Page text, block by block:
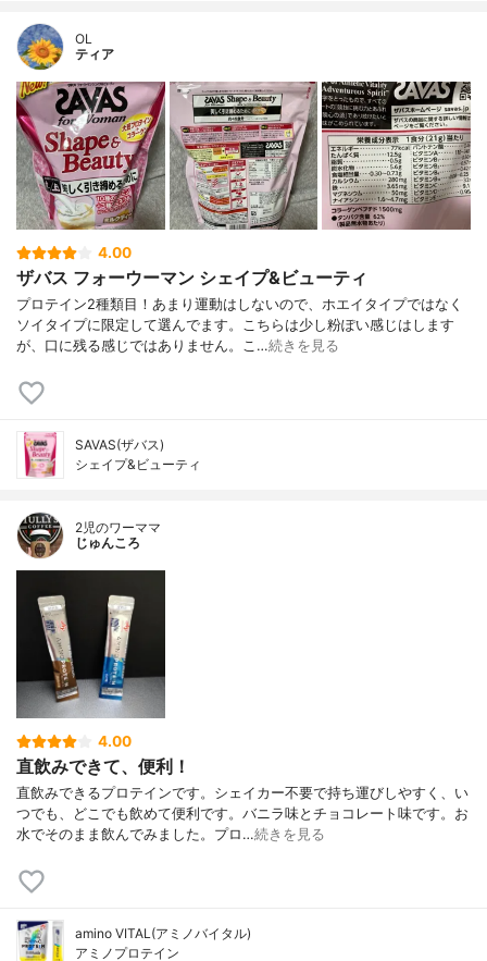
OL
ティア
4.00
ザバス フォーウーマン シェイプ&ビューティ
プロテイン2種類目！あまり運動はしないので、ホエイタイプではなく
ソイタイプに限定して選んでます。こちらは少し粉ぽい感じはします
が、口に残る感じではありません。こ…続きを見る
SAVAS(ザバス)
シェイプ&ビューティ
2児のワーママ
じゅんころ
4.00
直飲みできて、便利！
直飲みできるプロテインです。シェイカー不要で持ち運びしやすく、い
つでも、どこでも飲めて便利です。バニラ味とチョコレート味です。お
水でそのまま飲んでみました。プロ…続きを見る
amino VITAL(アミノバイタル)
アミノプロテイン